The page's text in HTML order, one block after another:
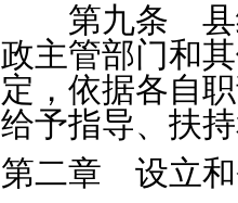
第九条 县级
政主管部门和
定，依据各自
给予指导、扶
第二章 设立和